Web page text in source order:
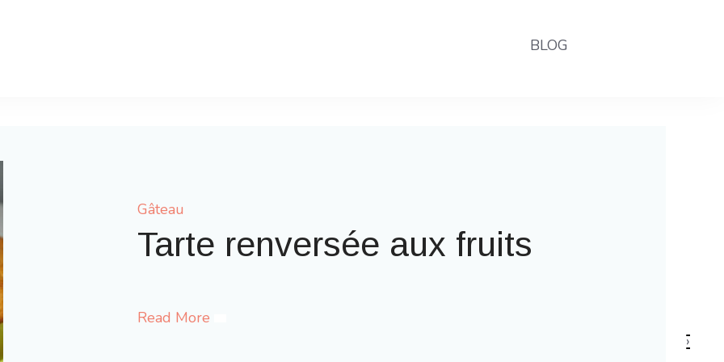
BLOG
Gâteau
Gaufres comme à la fête foraine
Read More
›